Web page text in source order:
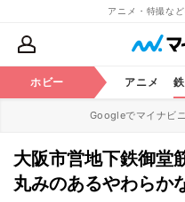
アニメ・特撮な
ホビー アニメ
Googleでマイナビ
大阪市営地下鉄御
丸みのあるやわらか